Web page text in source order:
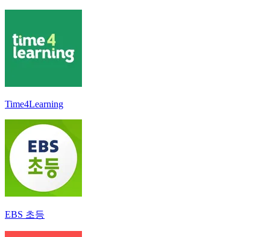
Time4Learning
EBS 초등